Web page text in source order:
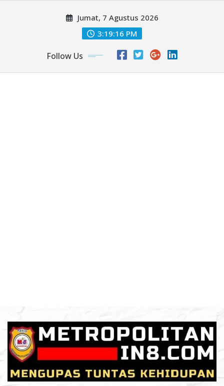
Jumat, 7 Agustus 2026
3:19:18 PM
Follow Us